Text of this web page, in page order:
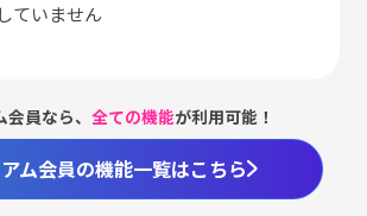
ていません
会員なら、全ての機能が利用可能！
ム会員の機能一覧はこちら